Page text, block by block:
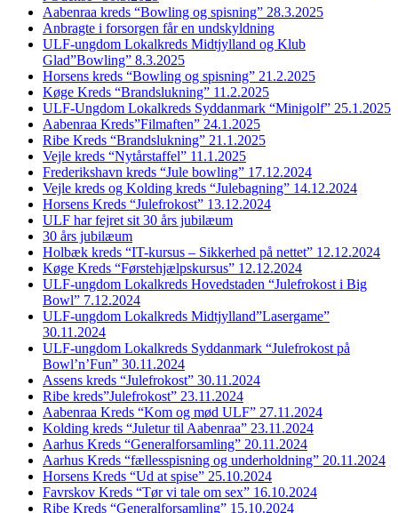
Aabenraa kreds “Bowling og spisning” 28.3.2025
Anbragte i forsorgen får en undskyldning
ULF-ungdom Lokalkreds Midtjylland og Klub
Glad”Bowling” 8.3.2025
Horsens kreds “Bowling og spisning” 21.2.2025
Køge Kreds “Brandslukning” 11.2.2025
ULF-Ungdom Lokalkreds Syddanmark “Minigolf” 25.1.2025
Aabenraa Kreds”Filmaften” 24.1.2025
Ribe Kreds “Brandslukning” 21.1.2025
Vejle kreds “Nytårstaffel” 11.1.2025
Frederikshavn kreds “Jule bowling” 17.12.2024
Vejle kreds og Kolding kreds “Julebagning” 14.12.2024
Horsens Kreds “Julefrokost” 13.12.2024
ULF har fejret sit 30 års jubilæum
30 års jubilæum
Holbæk kreds “IT-kursus – Sikkerhed på nettet” 12.12.2024
Køge Kreds “Førstehjælpskursus” 12.12.2024
ULF-ungdom Lokalkreds Hovedstaden “Julefrokost i Big
Bowl” 7.12.2024
ULF-ungdom Lokalkreds Midtjylland”Lasergame”
30.11.2024
ULF-ungdom Lokalkreds Syddanmark “Julefrokost på
Bowl’n’Fun” 30.11.2024
Assens kreds “Julefrokost” 30.11.2024
Ribe kreds”Julefrokost” 23.11.2024
Aabenraa Kreds “Kom og mød ULF” 27.11.2024
Kolding kreds “Juletur til Aabenraa” 23.11.2024
Aarhus Kreds “Generalforsamling” 20.11.2024
Aarhus Kreds “fællesspisning og underholdning” 20.11.2024
Horsens Kreds “Ud at spise” 25.10.2024
Favrskov Kreds “Tør vi tale om sex” 16.10.2024
Ribe Kreds “Generalforsamling” 15.10.2024